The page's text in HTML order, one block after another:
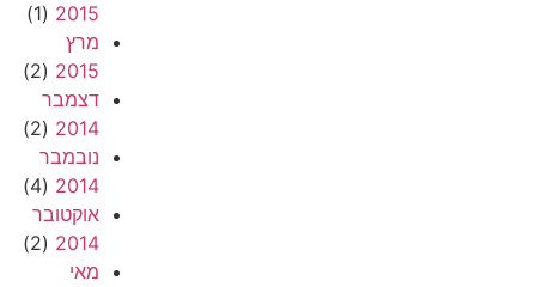
2015
(1)
מרץ
2015
(2)
דצמבר
2014
(2)
נובמבר
2014
(4)
אוקטובר
2014
(2)
מאי